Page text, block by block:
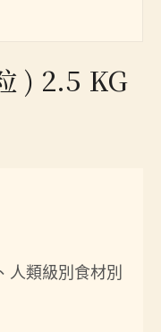
) 2.5 KG
類級別食材別